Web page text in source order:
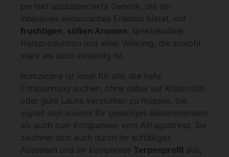
perfekt ausbalancierte Genetik, die ein
intensives sensorisches Erlebnis bietet, mit
fruchtigen, süßen Aromen, spektakulärer
Harzproduktion und einer Wirkung, die sowohl
stark als auch vielseitig ist.
Runtzicane ist ideal für alle, die tiefe
Entspannung suchen, ohne dabei auf Kreativität
oder gute Laune verzichten zu müssen. Sie
eignet sich sowohl für geselliges Beisammensein
als auch zum Entspannen vom Alltagsstress. Sie
zeichnet sich auch durch ihr auffälliges
Aussehen und ihr komplexes Terpenprofil aus,